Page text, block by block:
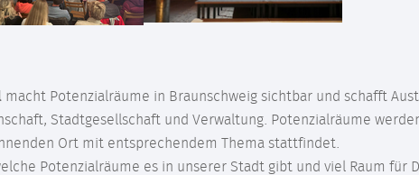
macht Potenzialräume in Braunschweig sichtbar und schafft
Stadtgesellschaft und Verwaltung. Potenzialräume
Ort mit entsprechendem Thema stattfindet.
Potenzialräume es in unserer Stadt gibt und viel Raum für